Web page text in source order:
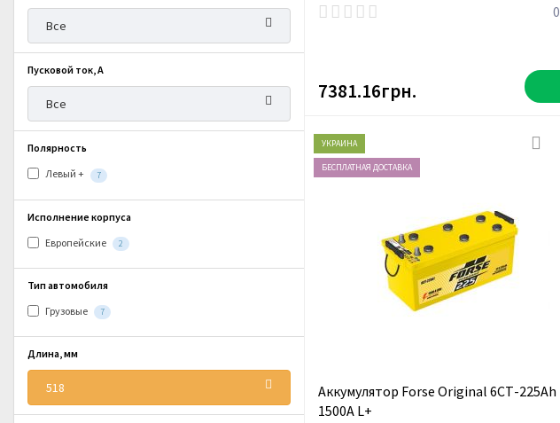
Все
Пусковой ток, А
Все
Полярность
Левый +
7
Исполнение корпуса
Европейские
2
Тип автомобиля
Грузовые
7
Длина, мм
518
0
7381.16грн.
УКРАИНА
БЕСПЛАТНАЯ ДОСТАВКА
Аккумулятор Forse Original 6СТ-225Ah
1500A L+